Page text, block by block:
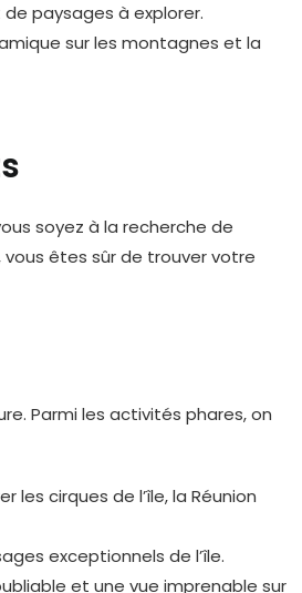
paysages à explorer.
sur les montagnes et la
soyez à la recherche de
êtes sûr de trouver votre
Parmi les activités phares, on
les cirques de l’île, la Réunion
exceptionnels de l’île.
et une vue imprenable sur